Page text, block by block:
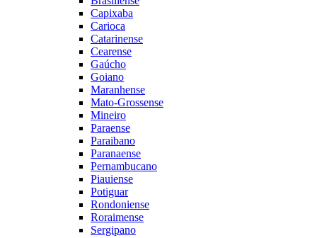
Capixaba
Carioca
Catarinense
Cearense
Gaúcho
Goiano
Maranhense
Mato-Grossense
Mineiro
Paraense
Paraibano
Paranaense
Pernambucano
Piauiense
Potiguar
Rondoniense
Roraimense
Sergipano